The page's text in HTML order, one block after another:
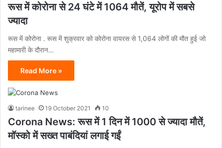
रूस में कोरोना से 24 घंटे में 1064 मौतें, यूरोप में सबसे
ज्यादा
रूस में कोरोना . रूस में शुक्रवार को कोरोना वायरस से 1,064 लोगों की मौत हुई जो
महामारी के दौरान…
Read More »
tarinee 19 October 2021 10
Corona News: रूस में 1 दिन में 1000 से ज्यादा मौतें,
मॉस्को में सख्त पाबंदियां लगाई गईं